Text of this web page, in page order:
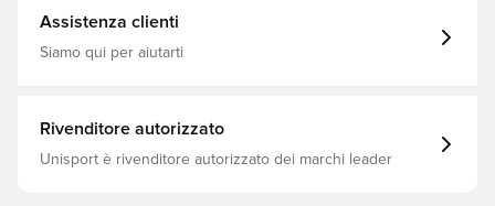
movimento
Assistenza clienti
Siamo qui per aiutarti
Rivenditore autorizzato
Unisport è rivenditore autorizzato dei marchi leader